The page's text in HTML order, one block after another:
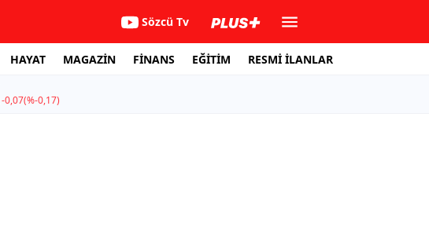
Sözcü Tv
HAYAT MAGAZİN FİNANS EĞİTİM RESMİ İLANLAR
-0,07(%-0,17)